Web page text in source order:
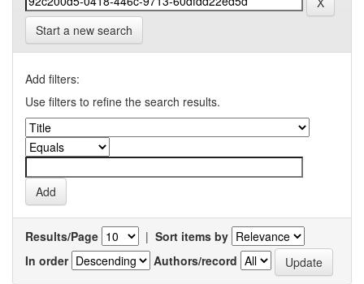
Start a new search
Add filters:
Use filters to refine the search results.
Results/Page | Sort items by
In order
Authors/record